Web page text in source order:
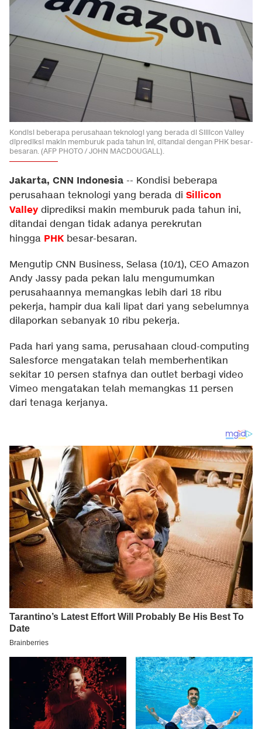
Kondisi beberapa perusahaan teknologi yang berada di Sillicon Valley
diprediksi makin memburuk pada tahun ini, ditandai dengan PHK besar-
besaran. (AFP PHOTO / JOHN MACDOUGALL).
Jakarta, CNN Indonesia -- Kondisi beberapa
perusahaan teknologi yang berada di Sillicon
Valley diprediksi makin memburuk pada tahun ini,
ditandai dengan tidak adanya perekrutan
hingga PHKbesar-besaran.
Mengutip CNN Business, Selasa (10/1), CEO Amazon
Andy Jassy pada pekan lalu mengumumkan
perusahaannya memangkas lebih dari 18 ribu
pekerja, hampir dua kali lipat dari yang sebelumnya
dilaporkan sebanyak 10 ribu pekerja.
Pada hari yang sama, perusahaan cloud-computing
Salesforce mengatakan telah memberhentikan
sekitar 10 persen stafnya dan outlet berbagi video
Vimeo mengatakan telah memangkas 11 persen
dari tenaga kerjanya.